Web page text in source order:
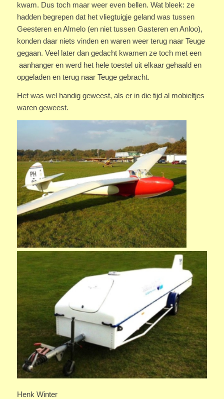
kwam. Dus toch maar weer even bellen. Wat bleek: ze
hadden begrepen dat het vliegtuigje geland was tussen
Geesteren en Almelo (en niet tussen Gasteren en Anloo),
konden daar niets vinden en waren weer terug naar Teuge
gegaan. Veel later dan gedacht kwamen ze toch met een
aanhanger en werd het hele toestel uit elkaar gehaald en
opgeladen en terug naar Teuge gebracht.
Het was wel handig geweest, als er in die tijd al mobieltjes
waren geweest.
Henk Winter